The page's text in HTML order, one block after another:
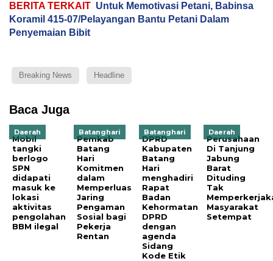
BERITA TERKAIT Untuk Memotivasi Petani, Babinsa
Koramil 415-07/Pelayangan Bantu Petani Dalam
Penyemaian Bibit
Breaking News Headline
Baca Juga
Daerah
Mobil
tangki
berlogo
SPN
didapati
masuk ke
lokasi
aktivitas
pengolahan
BBM ilegal
Batanghari
Pemkab
Batang
Hari
Komitmen
dalam
Memperluas
Jaring
Pengaman
Sosial bagi
Pekerja
Rentan
Batanghari
DPRD
Kabupaten
Batang
Hari
menghadiri
Rapat
Badan
Kehormatan
DPRD
dengan
agenda
Sidang
Kode Etik
Daerah
Perusahaan
Di Tanjung
Jabung
Barat
Dituding
Tak
Masyarakat
Setempat